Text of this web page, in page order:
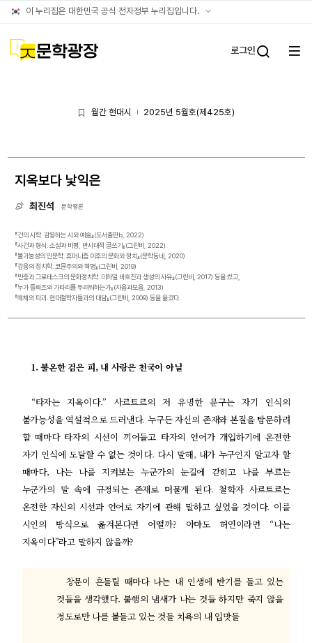
이 누리집은 대한민국 공식 전자정부 누리집입니다. 공식
문학광장 로그인
전체
월간 현대시 | 2025년 5월호(제425호)
지옥보다 낯익은
최진석 문학평론
『건의 시학. 감응하는 시와 예술』(도서출판b, 2022)
『사건과 형식. 소설과 비평, 반시대적 글쓰기』(그린비, 2022)
『불가능성의 인문학. 휴머니즘 이후의 문화와 정치』(문학동네, 2020)
『감응의 정치학. 코뮨주의와 혁명』(그린비, 2019)
『민중과 그로테스크의 문화정치학. 미하일 바흐친과 생성의 사유』(그린비, 2017) 등을 썼고,
『누가 들뢰즈와 가타리를 두려워하는가』(자음과모음, 2013)
『해체와 파괴. 현대철학자들과의 대담』(그린비, 2009) 등을 옮겼다.
1.불온한 검은 피, 내 사랑은 천국이 아닐
“타자는 지옥이다.” 사르트르의 저 유명한 문구는 자기 인식의
불가능성을 역설적으로 드러낸다.누구든 자신의 존재와 본질을 탐문하려
할 때마다 타자의 시선이 끼어들고 타자의 언어가 개입하기에 온전한
자기 인식에 도달할 수 없는 것이다. 다시 말해, 내가 누구인지 알고자 할
때마다, 나는 나를 지켜보는 누군가의 눈길에 갇히고 나를 부르는
누군가의 말 속에 규정되는 존재로 머물게 된다.철학자 사르트르는
온전한 자신의 시선과 언어로 자기에 관해 말하고 싶었을 것이다. 이를
시인의 방식으로 옮겨본다면 어떨까? 아마도 허연이라면 “나는
지옥이다”라고 말하지 않을까?
창문이 흔들릴 때마다 나는 내 인생에 반기를 들고 있는
것들을 생각했다.불행의 냄새가 나는 것들 하지만 죽지 않을
정도로만 나를 붙들고 있는 것들 치욕의 내 입맛들